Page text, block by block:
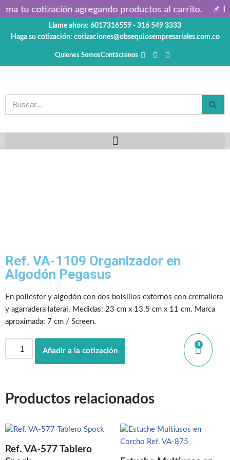
al
tu cotización agregando productos al carrito. 📌
Llame ahora: 6017316559 - 316 549 3333
Haga su cotización: cotizaciones@obsequiosempresariales.com.co
Quienes SomosContáctenos
0
Ref. VA-1109 Organizador en
Algodón Pegasus
En poliéster y algodón con dos bolsillos externos con cremallera
y agarradera lateral. Medidas: 23 cm x 13.5 cm x 11 cm. Marca
aproximada: 7 cm / Screen.
Añadir a la cotización
Productos relacionados
Ref. VA-577 Tablero